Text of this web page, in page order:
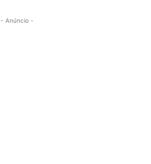
- Anúncio -